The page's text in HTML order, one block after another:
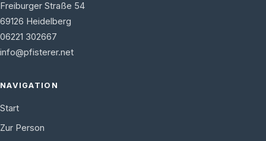
Freiburger Straße 54
69126 Heidelberg
06221 302667
info@pfisterer.net
NAVIGATION
Start
Zur Person